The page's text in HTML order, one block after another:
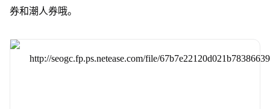
券和潮人券哦。